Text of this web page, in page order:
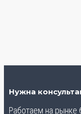
Нужна
Работаем на рынке